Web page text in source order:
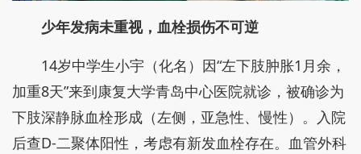
少年发病未重视，血栓损伤不可逆
14岁中学生小宇（化名）因“左下肢肿胀1月余，
加重8天”来到康复大学青岛中心医院就诊，被确诊为
下肢深静脉血栓形成（左侧，亚急性、慢性）。入院
后查D-二聚体阳性，考虑有新发血栓存在。血管外科